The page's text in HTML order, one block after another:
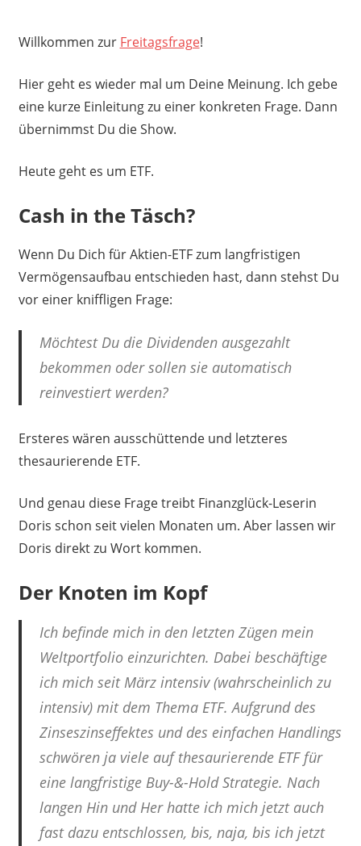
Willkommen zur Freitagsfrage!
Hier geht es wieder mal um Deine Meinung. Ich gebe
eine kurze Einleitung zu einer konkreten Frage. Dann
übernimmst Du die Show.
Heute geht es um ETF.
Cash in the Täsch?
Wenn Du Dich für Aktien-ETF zum langfristigen
Vermögensaufbau entschieden hast, dann stehst Du
vor einer kniffligen Frage:
Möchtest Du die Dividenden ausgezahlt
bekommen oder sollen sie automatisch
reinvestiert werden?
Ersteres wären ausschüttende und letzteres
thesaurierende ETF.
Und genau diese Frage treibt Finanzglück-Leserin
Doris schon seit vielen Monaten um. Aber lassen wir
Doris direkt zu Wort kommen.
Der Knoten im Kopf
Ich befinde mich in den letzten Zügen mein
Weltportfolio einzurichten. Dabei beschäftige
ich mich seit März intensiv (wahrscheinlich zu
intensiv) mit dem Thema ETF. Aufgrund des
Zinseszinseffektes und des einfachen Handlings
schwören ja viele auf thesaurierende ETF für
eine langfristige Buy-&-Hold Strategie. Nach
langen Hin und Her hatte ich mich jetzt auch
fast dazu entschlossen, bis, naja, bis ich jetzt